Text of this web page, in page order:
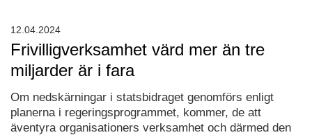
Frivilligverksamhet värd mer än tre
miljarder är i fara
Om nedskärningar i statsbidraget genomförs enligt
planerna i regeringsprogrammet, kommer, de att
äventyra organisationers verksamhet och därmed den
12.04.2024